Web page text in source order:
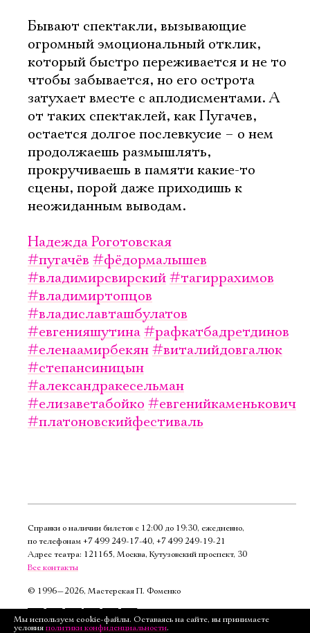
Бывают спектакли, вызывающие
огромный эмоциональный отклик,
который быстро переживается и не то
чтобы забывается, но его острота
затухает вместе с аплодисментами. А
от таких спектаклей, как Пугачев,
остается долгое послевкусие – о нем
продолжаешь размышлять,
прокручиваешь в памяти какие-то
сцены, порой даже приходишь к
неожиданным выводам.
Надежда Роготовская
#пугачёв #фёдормалышев
#владимирсвирский#тагиррахимов
#владимиртопцов
#владиславташбулатов
#евгенияшутина#рафкатбадретдинов
#еленаамирбекян#виталийдовгалюк
#степансиницын
#александракесельман
#елизаветабойко #евгенийкаменькович
#платоновскийфестиваль
Справки о наличии билетов с 12:00 до 19:30, ежедневно,
по телефонам +7 499 249‑17‑40, +7 499 249‑19‑21
Адрес театра: 121165, Москва, Кутузовский проспект, 30
Все контакты
© 1996—2026, Мастерская П. Фоменко
Подписаться
Мы используем cookie-файлы. Оставаясь на сайте, вы принимаете
условия политики конфиденциальности.